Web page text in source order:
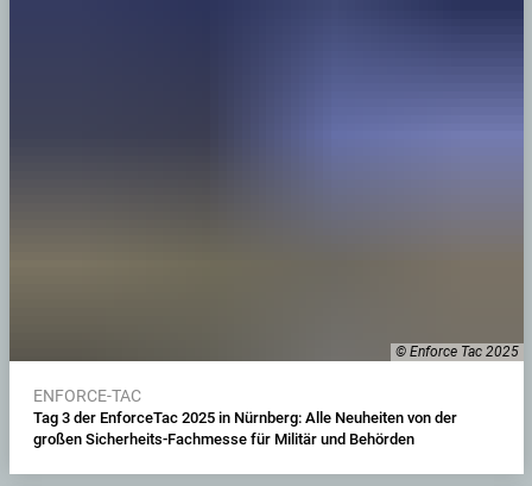
© Enforce Tac 2025
ENFORCE-TAC
Tag 3 der EnforceTac 2025 in Nürnberg: Alle Neuheiten von der
großen Sicherheits-Fachmesse für Militär und Behörden